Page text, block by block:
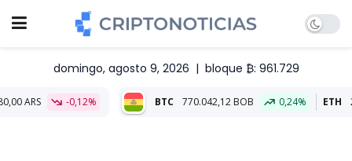
domingo, agosto 9, 2026 | bloque ₿: 961.729
-0,12% 770.042,12 BOB 0,24% ETH 22.762,05